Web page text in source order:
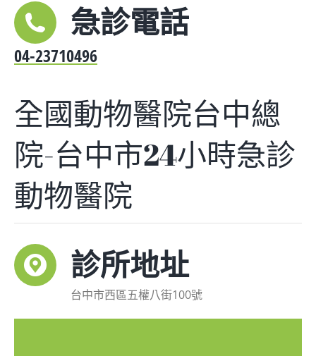
急診電話
04-23710496
全國動物醫院台中總
院-台中市24小時急診
動物醫院
診所地址
台中市西區五權八街100號